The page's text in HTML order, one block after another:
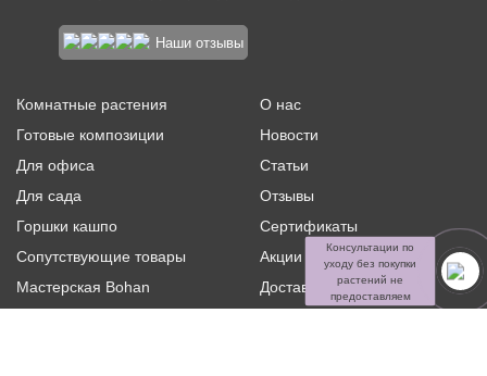
Наши отзывы
Комнатные растения
Готовые композиции
Для офиса
Для сада
Горшки кашпо
Сопутствующие товары
Мастерская Bohan
О нас
Новости
Статьи
Отзывы
Сертификаты
Акции и скидки
Доставка и оплата
Консультации по
уходу без покупки
растений не
предоставляем